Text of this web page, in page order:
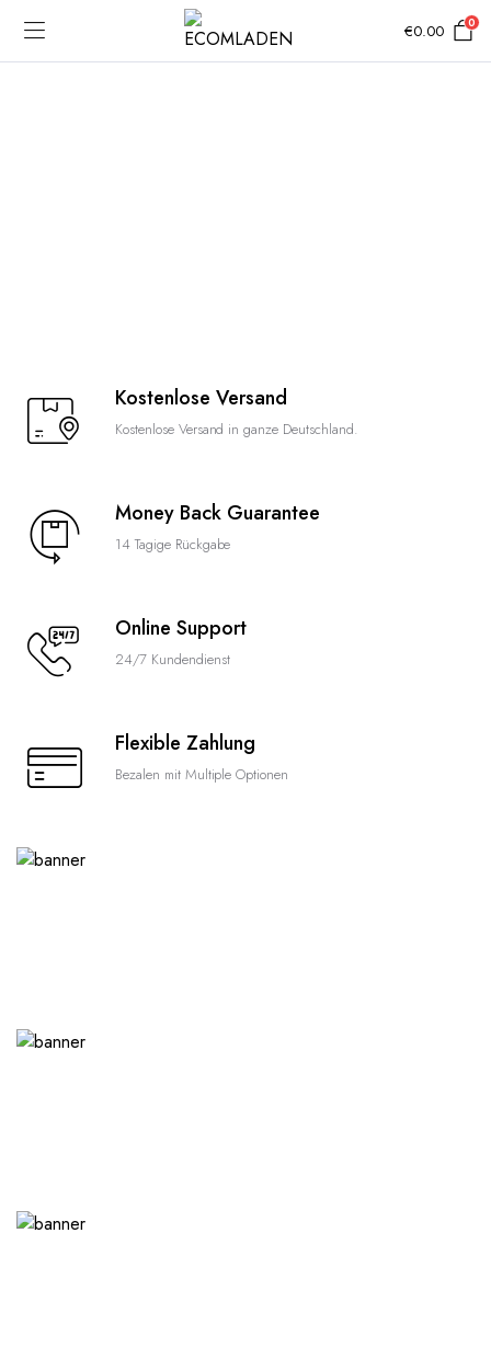
€0.00 0
Kostenlose Versand
Kostenlose Versand in ganze Deutschland.
Money Back Guarantee
14 Tagige Rückgabe
Online Support
24/7 Kundendienst
Flexible Zahlung
Bezalen mit Multiple Optionen